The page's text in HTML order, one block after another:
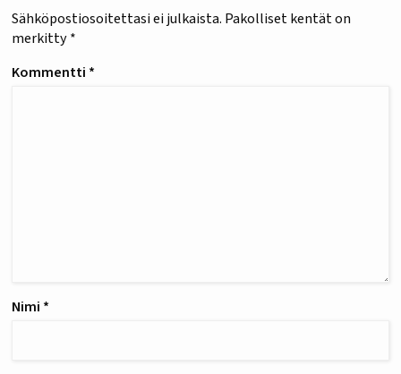
Sähköpostiosoitettasi ei julkaista. Pakolliset kentät on
merkitty*
Kommentti *
Nimi *